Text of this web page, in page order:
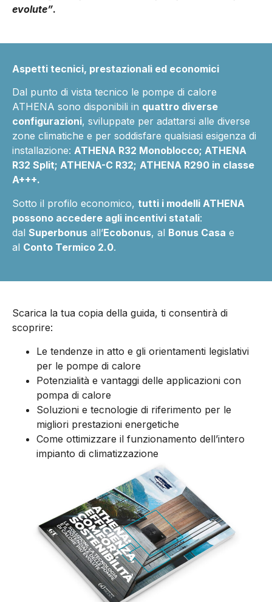
evolute”.
Aspetti tecnici, prestazionali ed economici
Dal punto di vista tecnico le pompe di calore
ATHENA sono disponibili in quattro diverse
configurazioni, sviluppate per adattarsi alle diverse
zone climatiche e per soddisfare qualsiasi esigenza di
installazione: ATHENA R32 Monoblocco; ATHENA
R32 Split; ATHENA-C R32; ATHENA R290 in classe
A+++.
Sotto il profilo economico, tutti i modelli ATHENA
possono accedere agli incentivi statali:
dal Superbonus all’Ecobonus, al Bonus Casa e
al Conto Termico 2.0.
Scarica la tua copia della guida, ti consentirà di
scoprire:
Le tendenze in atto e gli orientamenti legislativi
per le pompe di calore
Potenzialità e vantaggi delle applicazioni con
pompa di calore
Soluzioni e tecnologie di riferimento per le
migliori prestazioni energetiche
Come ottimizzare il funzionamento dell’intero
impianto di climatizzazione